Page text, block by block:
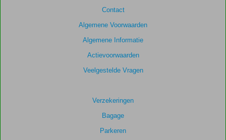
Contact
Algemene Voorwaarden
Algemene Informatie
Actievoorwaarden
Veelgestelde Vragen
Verzekeringen
Bagage
Parkeren